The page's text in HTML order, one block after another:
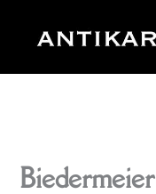
Biedermeier